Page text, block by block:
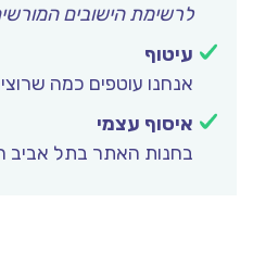
לרשימת הישובים
עיטוף
אנחנו עוטפים כמה
איסוף עצמי
בחנות האתר בתל אביב